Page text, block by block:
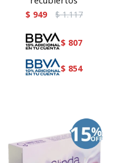
$ 949 $ 1.117
$ 807
$ 854